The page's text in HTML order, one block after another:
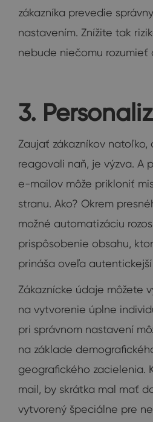
zákazníka prevedie
nastavením. Znížite tak
nebude niečomu rozumieť
3.
Zaujať zákazníkov
reagovali naň, je výzva. A
e-mailov môže prikloniť
stranu. Ako? Okrem
možné automatizáciu
prispôsobenie obsahu,
prináša oveľa autentickejší
Zákaznícke údaje môžete
na vytvorenie úplne
pri správnom nastavení
na základe
geografického zacielenia.
mail, by skrátka mal mať
vytvorený špeciálne pre